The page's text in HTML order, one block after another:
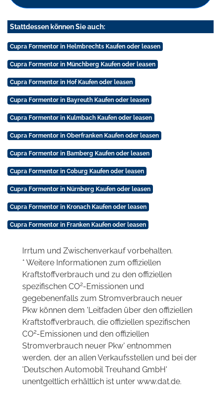
Stattdessen können Sie auch:
Cupra Formentor in Helmbrechts Kaufen oder leasen
Cupra Formentor in Münchberg Kaufen oder leasen
Cupra Formentor in Hof Kaufen oder leasen
Cupra Formentor in Bayreuth Kaufen oder leasen
Cupra Formentor in Kulmbach Kaufen oder leasen
Cupra Formentor in Oberfranken Kaufen oder leasen
Cupra Formentor in Bamberg Kaufen oder leasen
Cupra Formentor in Coburg Kaufen oder leasen
Cupra Formentor in Nürnberg Kaufen oder leasen
Cupra Formentor in Kronach Kaufen oder leasen
Cupra Formentor in Franken Kaufen oder leasen
Irrtum und Zwischenverkauf vorbehalten.
* Weitere Informationen zum offiziellen
Kraftstoffverbrauch und zu den offiziellen
spezifischen CO2-Emissionen und
gegebenenfalls zum Stromverbrauch neuer
Pkw können dem 'Leitfaden über den offiziellen
Kraftstoffverbrauch, die offiziellen spezifischen
CO2-Emissionen und den offiziellen
Stromverbrauch neuer Pkw' entnommen
werden, der an allen Verkaufsstellen und bei der
'Deutschen Automobil Treuhand GmbH'
unentgeltlich erhältlich ist unter www.dat.de.